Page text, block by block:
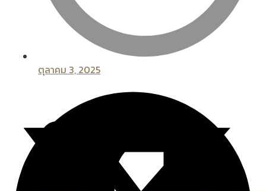
ตุลาคม 3, 2025